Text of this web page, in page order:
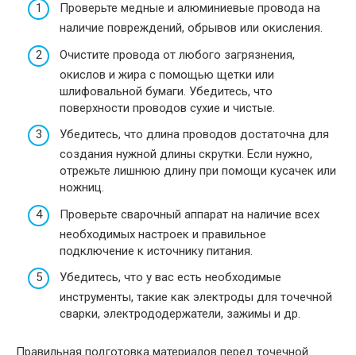
Проверьте медные и алюминиевые провода на
наличие повреждений, обрывов или окисления.
Очистите провода от любого загрязнения,
окислов и жира с помощью щетки или
шлифовальной бумаги. Убедитесь, что
поверхности проводов сухие и чистые.
Убедитесь, что длина проводов достаточна для
создания нужной длины скрутки. Если нужно,
отрежьте лишнюю длину при помощи кусачек или
ножниц.
Проверьте сварочный аппарат на наличие всех
необходимых настроек и правильное
подключение к источнику питания.
Убедитесь, что у вас есть необходимые
инструменты, такие как электроды для точечной
сварки, электрододержатели, зажимы и др.
Правильная подготовка материалов перед точечной